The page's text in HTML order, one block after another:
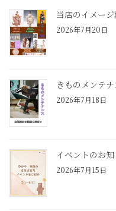
当店のイメー
2026年7月20日
きものメンテ
2026年7月18日
イベントのお
2026年7月15日